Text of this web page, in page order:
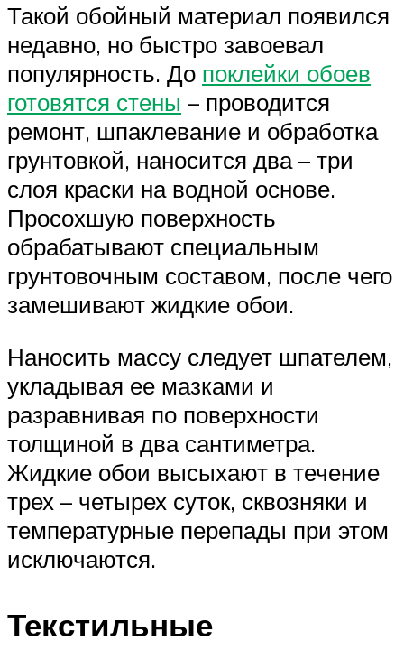
Такой обойный материал появился
недавно, но быстро завоевал
популярность. До поклейки обоев
готовятся стены – проводится
ремонт, шпаклевание и обработка
грунтовкой, наносится два – три
слоя краски на водной основе.
Просохшую поверхность
обрабатывают специальным
грунтовочным составом, после чего
замешивают жидкие обои.
Наносить массу следует шпателем,
укладывая ее мазками и
разравнивая по поверхности
толщиной в два сантиметра.
Жидкие обои высыхают в течение
трех – четырех суток, сквозняки и
температурные перепады при этом
исключаются.
Текстильные